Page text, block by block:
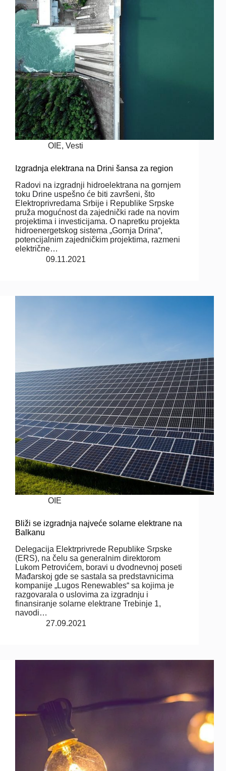
OIE,Vesti
Izgradnja elektrana na Drini šansa za region
Radovi na izgradnji hidroelektrana na gornjem
toku Drine uspešno će biti završeni, što
Elektroprivredama Srbije i Republike Srpske
pruža mogućnost da zajednički rade na novim
projektima i investicijama. O napretku projekta
hidroenergetskog sistema „Gornja Drina“,
potencijalnim zajedničkim projektima, razmeni
električne…
09.11.2021
OIE
Bliži se izgradnja najveće solarne elektrane na
Balkanu
Delegacija Elektrprivrede Republike Srpske
(ERS), na čelu sa generalnim direktorom
Lukom Petrovićem, boravi u dvodnevnoj poseti
Mađarskoj gde se sastala sa predstavnicima
kompanije „Lugos Renewables“ sa kojima je
razgovarala o uslovima za izgradnju i
finansiranje solarne elektrane Trebinje 1,
navodi…
27.09.2021